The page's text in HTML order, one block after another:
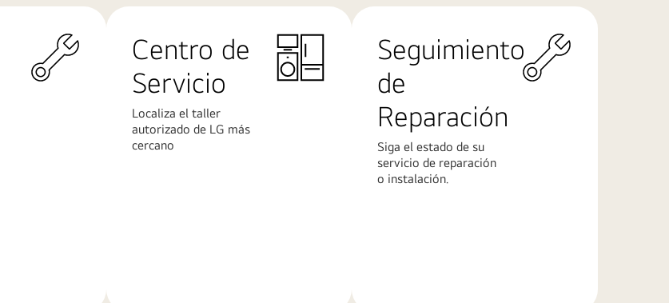
Centro de
Servicio
Localiza el taller
autorizado de LG más
cercano
Seguimiento
de
Reparación
Siga el estado de su
servicio de reparación
o instalación.